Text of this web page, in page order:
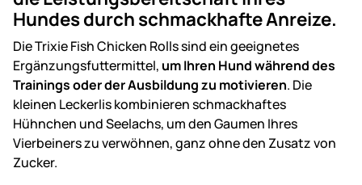
Hundes durch schmackhafte Anreize.
Die Trixie Fish Chicken Rolls sind ein geeignetes
Ergänzungsfuttermittel, um Ihren Hund während des
Trainings oder der Ausbildung zu motivieren. Die
kleinen Leckerlis kombinieren schmackhaftes
Hühnchen und Seelachs, um den Gaumen Ihres
Vierbeiners zu verwöhnen, ganz ohne den Zusatz von
Zucker.